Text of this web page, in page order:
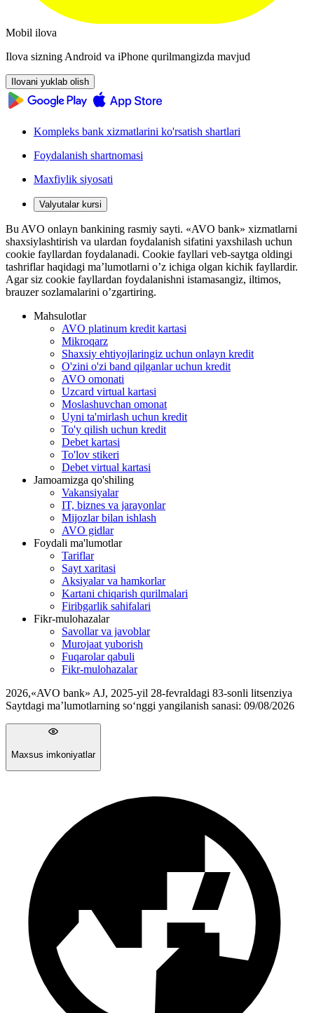
Mobil ilova
Ilova sizning Android va iPhone qurilmangizda mavjud
Ilovani yuklab olish
Kompleks bank xizmatlarini ko'rsatish shartlari
Foydalanish shartnomasi
Maxfiylik siyosati
Valyutalar kursi
Bu AVO onlayn bankining rasmiy sayti. «AVO bank» xizmatlarni
shaxsiylashtirish va ulardan foydalanish sifatini yaxshilash uchun
cookie fayllardan foydalanadi. Cookie fayllari veb-saytga oldingi
tashriflar haqidagi ma’lumotlarni o’z ichiga olgan kichik fayllardir.
Agar siz cookie fayllardan foydalanishni istamasangiz, iltimos,
brauzer sozlamalarini o’zgartiring.
Mahsulotlar
AVO platinum kredit kartasi
Mikroqarz
Shaxsiy ehtiyojlaringiz uchun onlayn kredit
O'zini o'zi band qilganlar uchun kredit
AVO omonati
Uzcard virtual kartasi
Moslashuvchan omonat
Uyni ta'mirlash uchun kredit
To'y qilish uchun kredit
Debet kartasi
To'lov stikeri
Debet virtual kartasi
Jamoamizga qo'shiling
Vakansiyalar
IT, biznes va jarayonlar
Mijozlar bilan ishlash
AVO gidlar
Foydali ma'lumotlar
Tariflar
Sayt xaritasi
Aksiyalar va hamkorlar
Kartani chiqarish qurilmalari
Firibgarlik sahifalari
Fikr-mulohazalar
Savollar va javoblar
Murojaat yuborish
Fuqarolar qabuli
Fikr-mulohazalar
2026,«AVO bank» AJ, 2025-yil 28-fevraldagi 83-sonli litsenziya
Saytdagi ma’lumotlarning so‘nggi yangilanish sanasi: 09/08/2026
Maxsus imkoniyatlar